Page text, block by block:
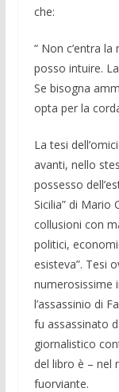
che:
“ Non c’entra
posso intuire.
Se bisogna
opta per la
La tesi
avanti, nello
possesso
Sicilia” di Mario
collusioni con
politici,
esisteva”. Tesi
numerosissime
l’assassinio di
fu assassinato
giornalistico
del libro è – nel
fuorviante.